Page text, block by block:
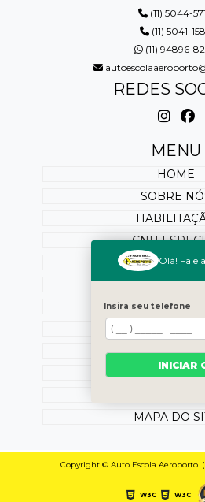
(11) 5044-
(11) 5041-
(11) 94896-
REDES
MENU
HOME
SOBRE
CNH
SERVIÇOS
BLOG
OUTROS
CONTATO
MAPA DO
Copyright © Auto Escola Aeroporto.
W3C W3C
Olá! Fale
Insira seu telefone
INICIAR